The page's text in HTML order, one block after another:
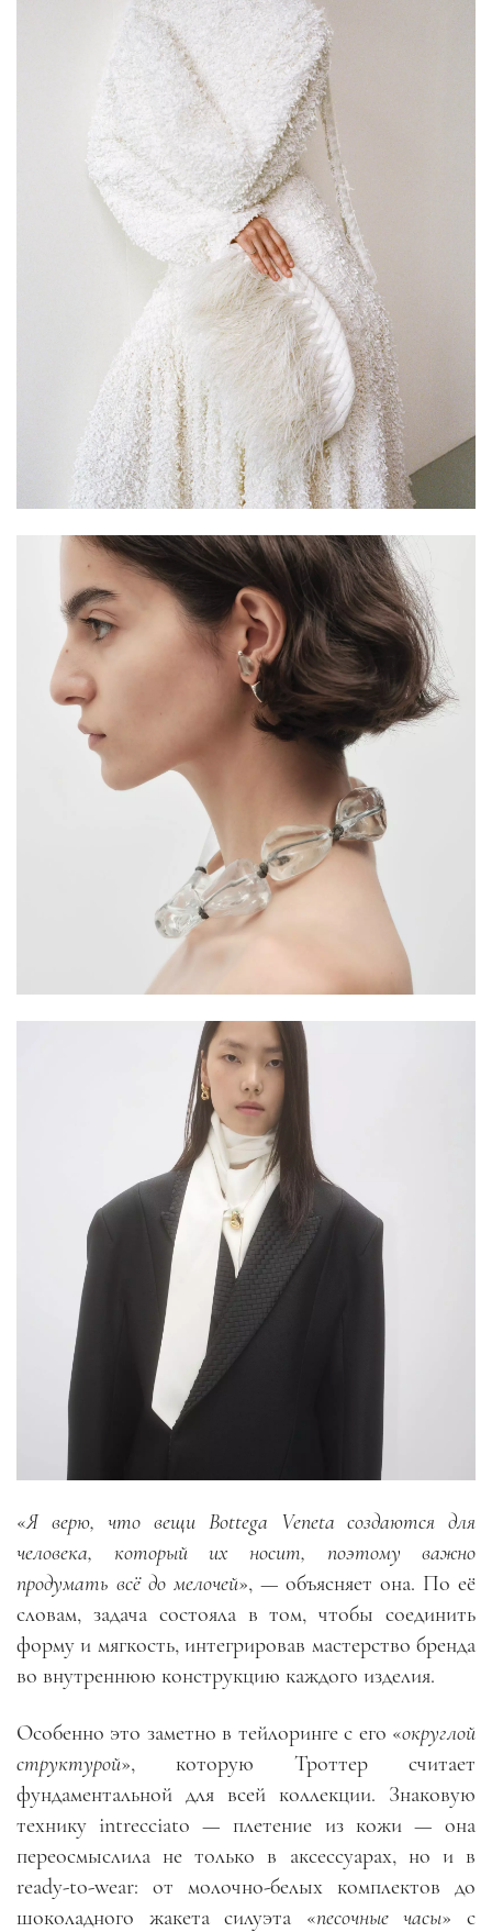
«Я верю, что вещи Bottega Veneta создаются для
человека, который их носит, поэтому важно
продумать всё до мелочей», — объясняет она. По её
словам, задача состояла в том, чтобы соединить
форму и мягкость, интегрировав мастерство бренда
во внутреннюю конструкцию каждого изделия.
Особенно это заметно в тейлоринге с его «округлой
структурой», которую Троттер считает
фундаментальной для всей коллекции. Знаковую
технику intrecciato — плетение из кожи — она
переосмыслила не только в аксессуарах, но и в
ready-to-wear: от молочно-белых комплектов до
шоколадного жакета силуэта «песочные часы» с